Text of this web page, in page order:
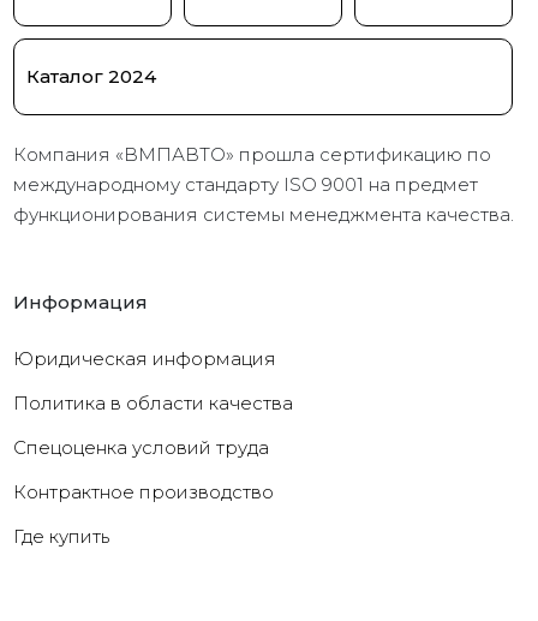
Каталог 2024
Компания «ВМПАВТО» прошла сертификацию по
международному стандарту ISO 9001 на предмет
функционирования системы менеджмента качества.
Информация
Юридическая информация
Политика в области качества
Cпецоценка условий труда
Контрактное производство
Где купить